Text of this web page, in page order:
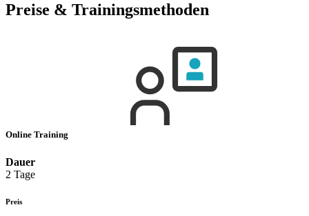
Preise & Trainingsmethoden
Online Training
Dauer
2 Tage
Preis